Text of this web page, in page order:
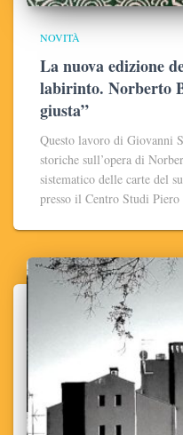
NOVITÀ
La nuova edizione
labirinto. Norberto
giusta”
Questo lavoro di Giovanni
storiche sull’opera di
sistematico delle carte del
presso il Centro Studi